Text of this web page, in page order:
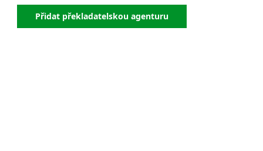
Bulharština
Burjatština
Přidat překladatelskou agenturu